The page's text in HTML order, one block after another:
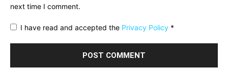
next time I comment.
I have read and accepted the Privacy Policy *